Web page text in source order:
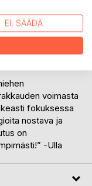
syöpään
Sofiassa.
mukanaan ja
voimasta
fokuksessa
nostava ja
on
-Ulla
EI, SÄÄDÄ